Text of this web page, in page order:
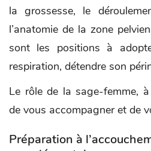
la grossesse, le
l’anatomie de la zone
sont les positions à
respiration, détendre son
Le rôle de la sage-femme,
de vous accompagner et de
Préparation à